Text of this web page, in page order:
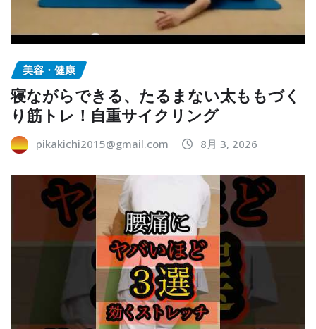
美容・健康
寝ながらできる、たるまない太ももづく
り筋トレ！自重サイクリング
pikakichi2015@gmail.com 8月 3, 2026